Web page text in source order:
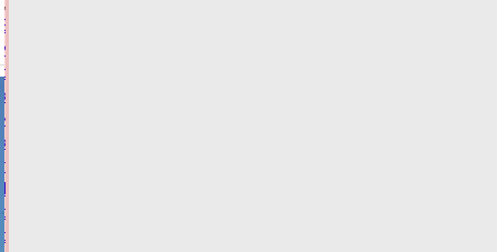
Виталий
Королев
сообщил,
когда
и
куда
по
Тверской
области
отправится